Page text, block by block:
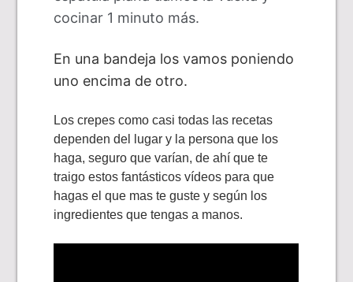
cocinar 1 minuto más.
En una bandeja los vamos poniendo
uno encima de otro.
Los crepes como casi todas las recetas
dependen del lugar y la persona que los
haga, seguro que varían, de ahí que te
traigo estos fantásticos vídeos para que
hagas el que mas te guste y según los
ingredientes que tengas a manos.